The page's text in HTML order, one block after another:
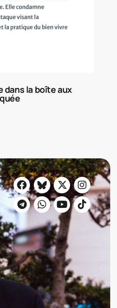
dans la boîte aux